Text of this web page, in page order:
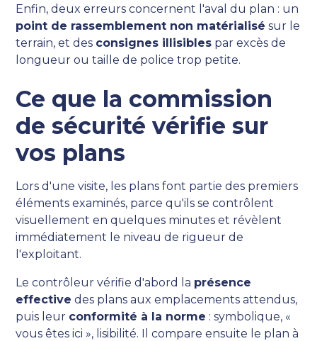
Enfin, deux erreurs concernent l'aval du plan : un
point de rassemblement non matérialisé sur le
terrain, et des consignes illisibles par excès de
longueur ou taille de police trop petite.
Ce que la commission
de sécurité vérifie sur
vos plans
Lors d'une visite, les plans font partie des premiers
éléments examinés, parce qu'ils se contrôlent
visuellement en quelques minutes et révèlent
immédiatement le niveau de rigueur de
l'exploitant.
Le contrôleur vérifie d'abord la présence
effective des plans aux emplacements attendus,
puis leur conformité à la norme : symbolique, «
vous êtes ici », lisibilité. Il compare ensuite le plan à